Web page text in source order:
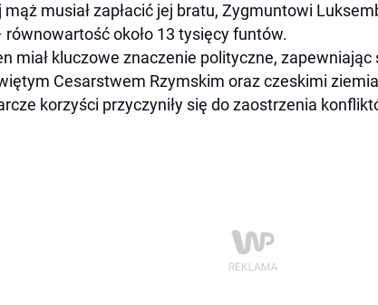
mąż musiał zapłacić jej bratu, Zygmuntowi
około 13 tysięcy funtów.
miał kluczowe znaczenie polityczne,
Cesarstwem Rzymskim oraz czeskimi
korzyści przyczyniły się do zaostrzenia